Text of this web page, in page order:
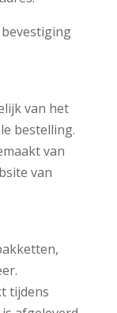
van het
bestelling.
van
van
tijdens